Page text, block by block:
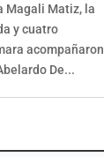
Magali Matiz, la
y cuatro
acompañaron
De...